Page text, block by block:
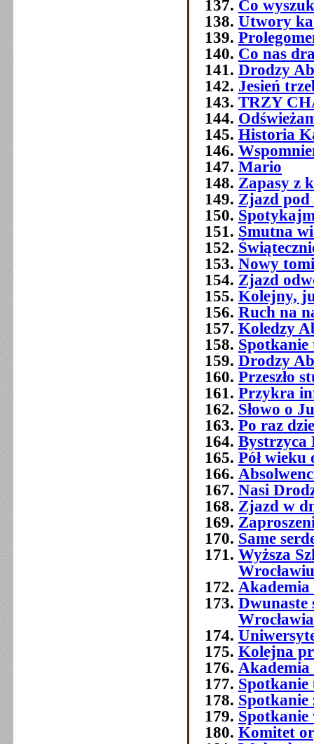
Co
Utwory
Co nas
Drodzy
Jesień
TRZY
Historia
Mario
Zapasy z
Zjazd
Smutna
Nowy
Zjazd
Kolejny,
Ruch na
Koledzy
Spotkanie
Drodzy
Przeszło
Przykra
Słowo o
Po raz
Bystrzyca
Pół
Nasi
Zjazd w
Same
Wyższa
Wrocławiu
Dwunaste
Wrocławia
Kolejna
Akademia
Spotkanie
Spotkanie
Spotkanie
Komitet